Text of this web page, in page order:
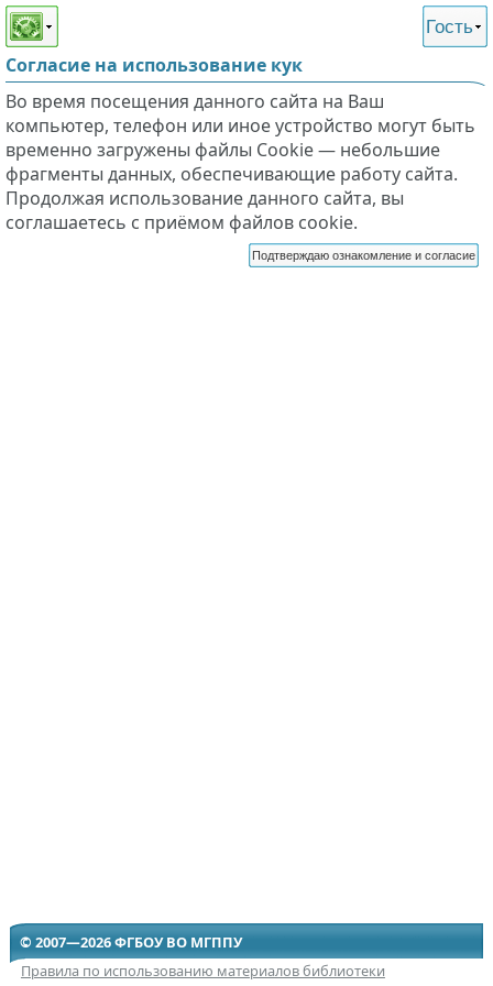
Этот сайт поддерживает
слабовидящих
Гость
Согласие на использование кук
Во время посещения данного сайта на Ваш
компьютер, телефон или иное устройство могут быть
временно загружены файлы Cookie — небольшие
фрагменты данных, обеспечивающие работу сайта.
Продолжая использование данного сайта, вы
соглашаетесь с приёмом файлов cookie.
Подтверждаю ознакомление и согласие
© 2007—2026 ФГБОУ ВО МГППУ
Правила по использованию материалов библиотеки